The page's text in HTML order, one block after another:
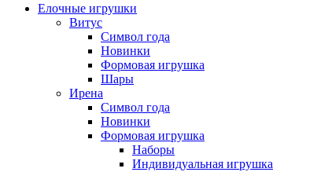
Елочные игрушки
Витус
Символ года
Новинки
Формовая игрушка
Шары
Ирена
Символ года
Новинки
Формовая игрушка
Наборы
Индивидуальная игрушка